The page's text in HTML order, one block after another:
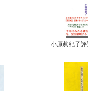
小原眞紀子評